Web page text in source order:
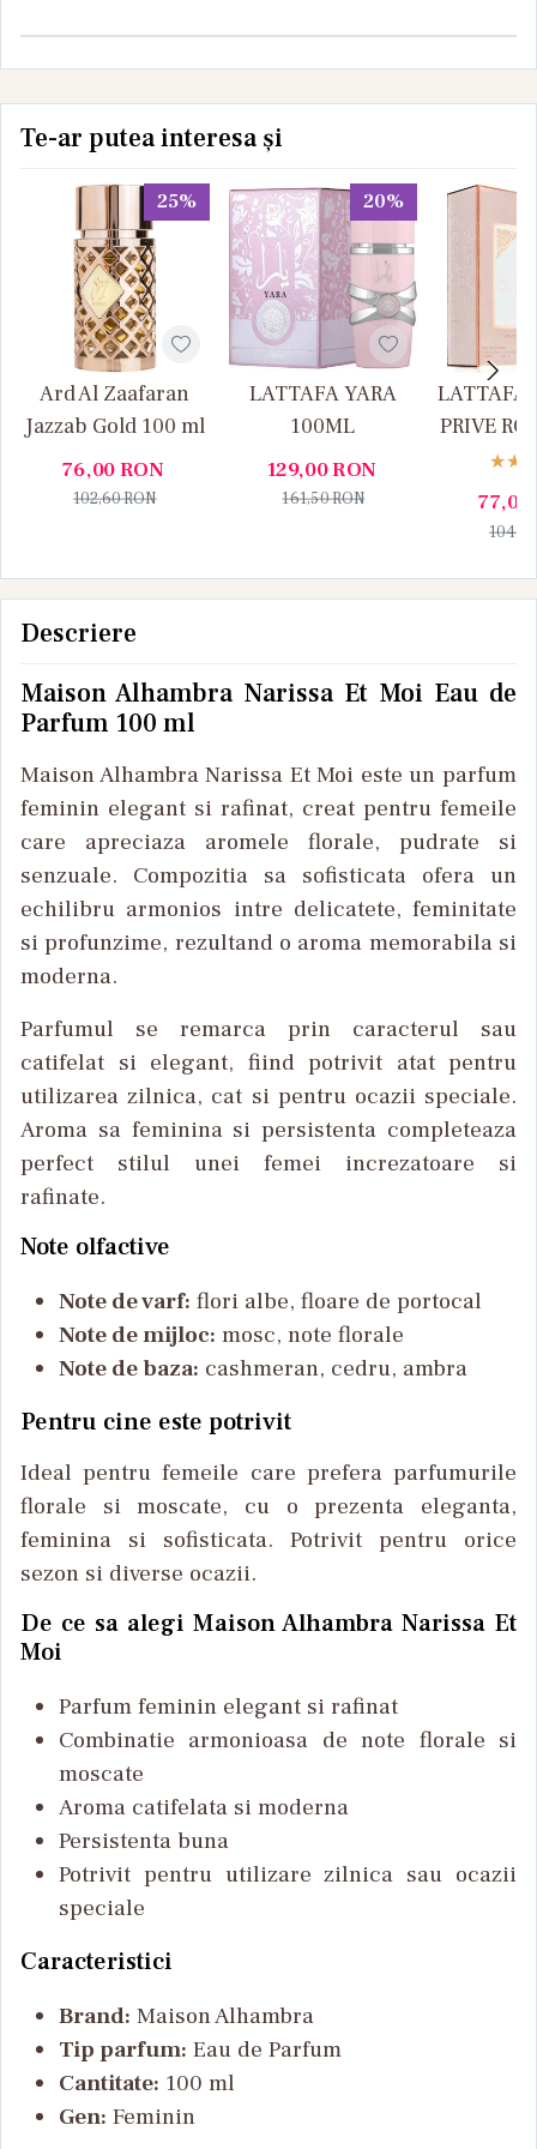
Te-ar putea interesa și
25%
Ard Al Zaafaran
Jazzab Gold 100 ml
76,00RON
102,60RON
20%
LATTAFA YARA
100ML
129,00RON
161,50RON
LATTAFA
PRIVE
77,00
Descriere
Maison Alhambra Narissa Et Moi Eau de
Parfum 100 ml
Maison Alhambra Narissa Et Moi este un parfum
feminin elegant si rafinat, creat pentru femeile
care apreciaza aromele florale, pudrate si
senzuale. Compozitia sa sofisticata ofera un
echilibru armonios intre delicatete, feminitate
si profunzime, rezultand o aroma memorabila si
moderna.
Parfumul se remarca prin caracterul sau
catifelat si elegant, fiind potrivit atat pentru
utilizarea zilnica, cat si pentru ocazii speciale.
Aroma sa feminina si persistenta completeaza
perfect stilul unei femei increzatoare si
rafinate.
Note olfactive
Note de varf: flori albe, floare de portocal
Note de mijloc: mosc, note florale
Note de baza: cashmeran, cedru, ambra
Pentru cine este potrivit
Ideal pentru femeile care prefera parfumurile
florale si moscate, cu o prezenta eleganta,
feminina si sofisticata. Potrivit pentru orice
sezon si diverse ocazii.
De ce sa alegi Maison Alhambra Narissa Et
Moi
Parfum feminin elegant si rafinat
Combinatie armonioasa de note florale si
moscate
Aroma catifelata si moderna
Persistenta buna
Potrivit pentru utilizare zilnica sau ocazii
speciale
Caracteristici
Brand: Maison Alhambra
Tip parfum: Eau de Parfum
Cantitate: 100 ml
Gen: Feminin